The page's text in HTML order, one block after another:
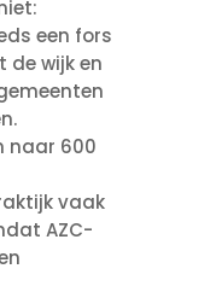
een fors
wijk en
naar 600
vaak
AZC-